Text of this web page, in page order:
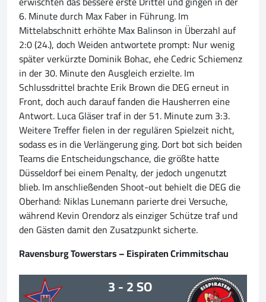
6. Minute durch Max Faber in Führung. Im
Mittelabschnitt erhöhte Max Balinson in Überzahl auf
2:0 (24.), doch Weiden antwortete prompt: Nur wenig
später verkürzte Dominik Bohac, ehe Cedric Schiemenz
in der 30. Minute den Ausgleich erzielte. Im
Schlussdrittel brachte Erik Brown die DEG erneut in
Front, doch auch darauf fanden die Hausherren eine
Antwort. Luca Gläser traf in der 51. Minute zum 3:3.
Weitere Treffer fielen in der regulären Spielzeit nicht,
sodass es in die Verlängerung ging. Dort bot sich beiden
Teams die Entscheidungschance, die größte hatte
Düsseldorf bei einem Penalty, der jedoch ungenutzt
blieb. Im anschließenden Shoot-out behielt die DEG die
Oberhand: Niklas Lunemann parierte drei Versuche,
während Kevin Orendorz als einziger Schütze traf und
den Gästen damit den Zusatzpunkt sicherte.
Ravensburg Towerstars – Eispiraten Crimmitschau
3 - 2 SO